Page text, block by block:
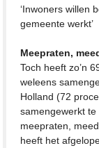
‘Inwoners willen
gemeente werkt’
Meepraten,
Toch heeft zo’n
weleens
Holland (72
samengewerkt
meepraten,
heeft het